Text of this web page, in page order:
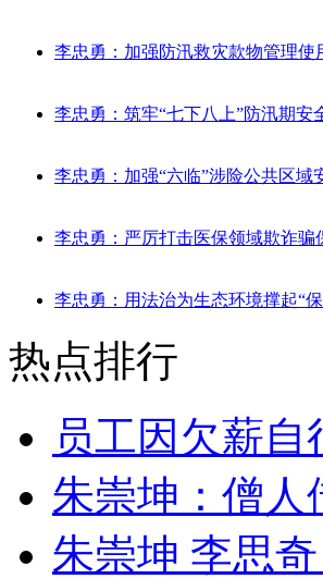
李忠勇：加强防汛救灾款物管理使
李忠勇：筑牢“七下八上”防汛期安
李忠勇：加强“六临”涉险公共区域
李忠勇：严厉打击医保领域欺诈骗
李忠勇：用法治为生态环境撑起“
热点排行
员工因欠薪
朱崇坤：僧
朱崇坤 李思